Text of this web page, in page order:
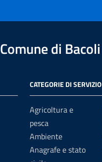
Comune di Bacoli
CATEGORIE DI SERVIZIO
Agricoltura e
pesca
Ambiente
Anagrafe e stato